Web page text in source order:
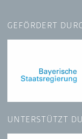
GEFÖRDERT
UNTERSTÜTZT